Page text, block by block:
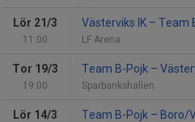
Lör 21/3
11:00
Västerviks IK – Team
LF Arena
Tor 19/3
19:00
Team B-Pojk –
Sparbankshallen
Lör 14/3 Team B-Pojk – Boro/